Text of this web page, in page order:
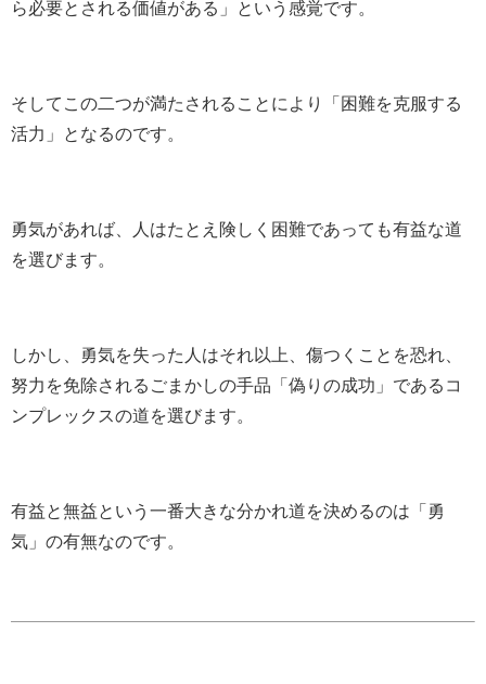
ら必要とされる価値がある」という感覚です。
そしてこの二つが満たされることにより「困難を克服する
活力」となるのです。
勇気があれば、人はたとえ険しく困難であっても有益な道
を選びます。
しかし、勇気を失った人はそれ以上、傷つくことを恐れ、
努力を免除されるごまかしの手品「偽りの成功」であるコ
ンプレックスの道を選びます。
有益と無益という一番大きな分かれ道を決めるのは「勇
気」の有無なのです。